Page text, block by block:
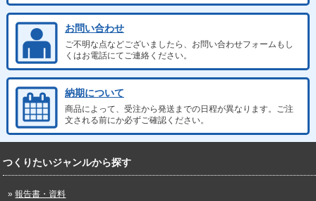
お問い合わせ
ご不明な点などございましたら、お問い合わせフォームもし
くはお電話にてご連絡ください。
納期について
商品によって、受注から発送までの日程が異なります。ご注
文される前にか必ずご確認ください。
つくりたいジャンルから探す
報告書・資料